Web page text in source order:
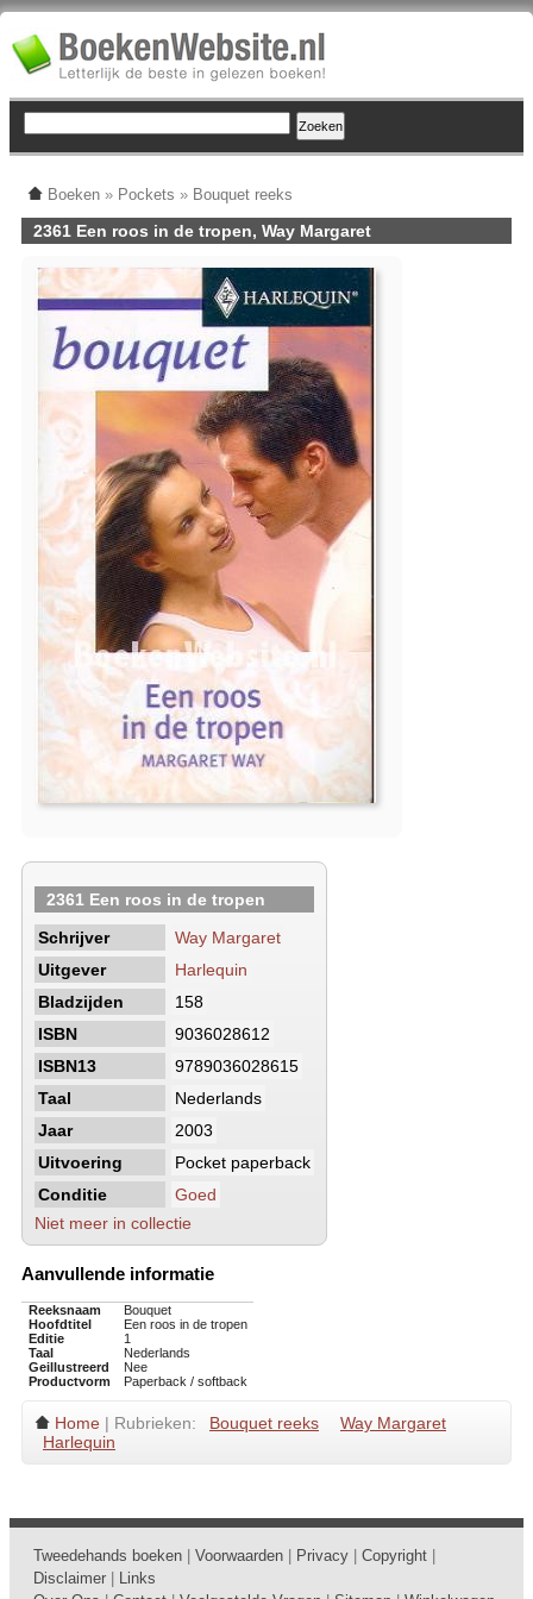
Boeken » Pockets » Bouquet reeks
2361 Een roos in de tropen, Way Margaret
2361 Een roos in de tropen
Schrijver
Way Margaret
Uitgever
Harlequin
Bladzijden
158
ISBN
9036028612
ISBN13
9789036028615
Taal
Nederlands
Jaar
2003
Uitvoering
Pocket paperback
Conditie
Goed
Niet meer in collectie
Aanvullende informatie
Reeksnaam
Bouquet
Hoofdtitel
Een roos in de tropen
Editie
1
Taal
Nederlands
Geillustreerd
Nee
Productvorm
Paperback / softback
Home | Rubrieken: Bouquet reeks
Way Margaret
Harlequin
Tweedehands boeken Voorwaarden Privacy Copyright
Disclaimer
Links